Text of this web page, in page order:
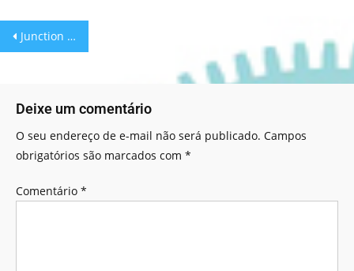
Junction Blocks: Encaixe os Blocos!
Deixe um comentário
O seu endereço de e-mail não será publicado. Campos
obrigatórios são marcados com *
Comentário *